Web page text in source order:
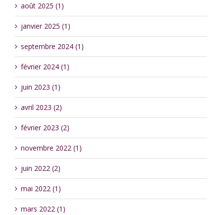
août 2025 (1)
janvier 2025 (1)
septembre 2024 (1)
février 2024 (1)
juin 2023 (1)
avril 2023 (2)
février 2023 (2)
novembre 2022 (1)
juin 2022 (2)
mai 2022 (1)
mars 2022 (1)